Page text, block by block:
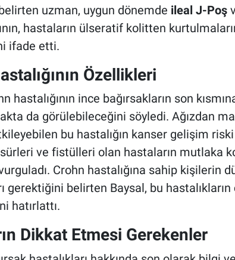
uzman, uygun dönemde ileal J-Poş
hastaların ülseratif kolitten
ifade etti.
Özellikleri
hastalığının ince bağırsakların son
da görülebileceğini söyledi. Ağızdan
bu hastalığın kanser gelişim
ve fistülleri olan hastaların mutlaka
Crohn hastalığına sahip kişilerin
gerektiğini belirten Baysal, bu
hatırlattı.
Dikkat Etmesi Gerekenler